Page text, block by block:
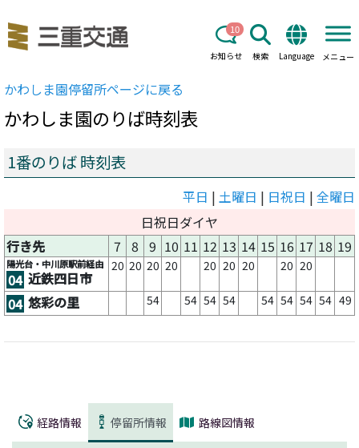
お知らせ
10
検索 Language メニュー
かわしま園停留所ページに戻る
かわしま園のりば時刻表
1番のりば 時刻表
平日 | 土曜日 | 日祝日 | 全曜日
日祝日ダイヤ
行き先
7 8 9 10 11 12 13 14 15 16 17 18 19
陽光台・中川原駅前経由
04 近鉄四日市
20 20 20 20 20 20 20 20 20
04 悠彩の里 54 54 54 54 54 54 54 54 49
経路情報 停留所情報 路線図情報